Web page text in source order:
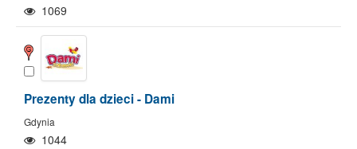
1069
Prezenty dla dzieci - Dami
Gdynia
1044